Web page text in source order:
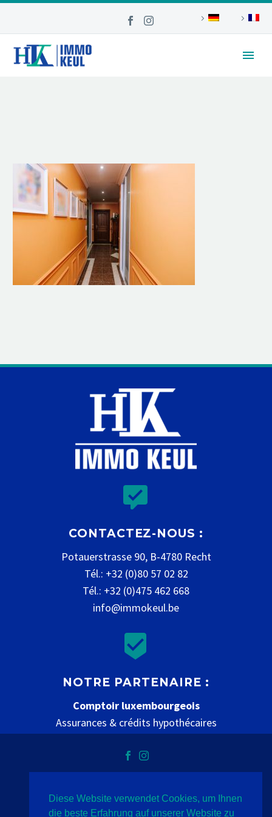


CONTACTEZ-NOUS :
Potauerstrasse 90, B-4780 Recht
Tél.: +32 (0)80 57 02 82
Tél.: +32 (0)475 462 668
info@immokeul.be


NOTRE PARTENAIRE :
Comptoir luxembourgeois
Assurances & crédits hypothécaires
Vie privée mentions légales contact
Diese Website verwendet Cookies, um Ihnen
die beste Erfahrung auf unserer Website zu